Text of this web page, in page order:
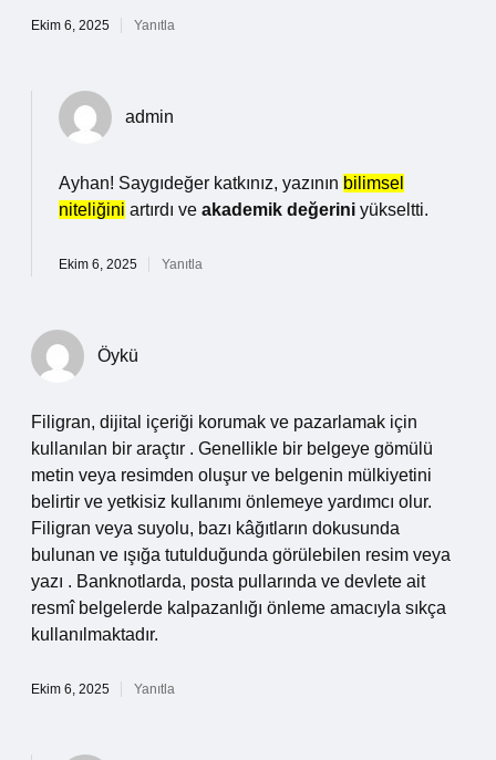
Ekim 6, 2025 Yanıtla
admin
Ayhan! Saygıdeğer katkınız, yazının bilimsel
niteliğini artırdı ve akademik değerini yükseltti.
Ekim 6, 2025 Yanıtla
Öykü
Filigran, dijital içeriği korumak ve pazarlamak için
kullanılan bir araçtır . Genellikle bir belgeye gömülü
metin veya resimden oluşur ve belgenin mülkiyetini
belirtir ve yetkisiz kullanımı önlemeye yardımcı olur.
Filigran veya suyolu, bazı kâğıtların dokusunda
bulunan ve ışığa tutulduğunda görülebilen resim veya
yazı . Banknotlarda, posta pullarında ve devlete ait
resmî belgelerde kalpazanlığı önleme amacıyla sıkça
kullanılmaktadır.
Ekim 6, 2025 Yanıtla